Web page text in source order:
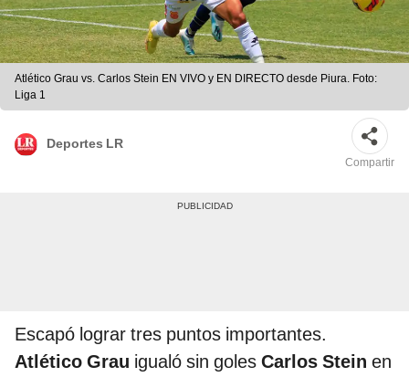
Atlético Grau vs. Carlos Stein EN VIVO y EN DIRECTO desde Piura. Foto:
Liga 1
Deportes LR
Compartir
Escapó lograr tres puntos importantes.
Atlético Grau igualó sin goles Carlos Stein en